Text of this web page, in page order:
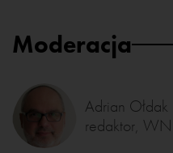
Moderacja
Adrian Ołdak
redaktor,